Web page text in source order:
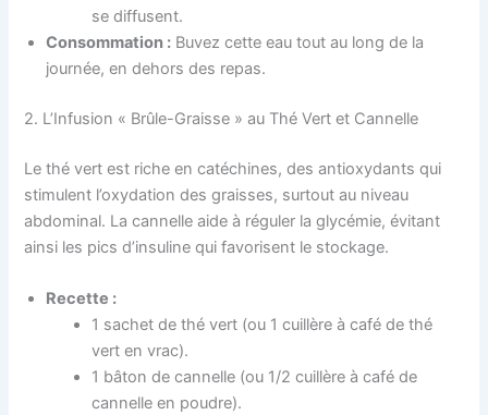
se diffusent.
Consommation : Buvez cette eau tout au long de la
journée, en dehors des repas.
2. L’Infusion « Brûle-Graisse » au Thé Vert et Cannelle
Le thé vert est riche en catéchines, des antioxydants qui
stimulent l’oxydation des graisses, surtout au niveau
abdominal. La cannelle aide à réguler la glycémie, évitant
ainsi les pics d’insuline qui favorisent le stockage.
Recette :
1 sachet de thé vert (ou 1 cuillère à café de thé
vert en vrac).
1 bâton de cannelle (ou 1/2 cuillère à café de
cannelle en poudre).